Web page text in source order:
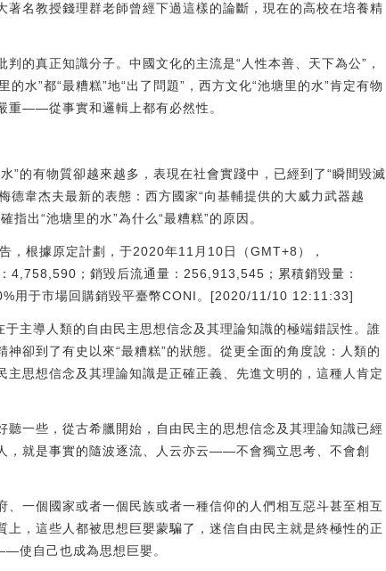
名教授錢理群老師曾經下過這樣的論斷，現在的高校在培養精
的真正知識分子。中國文化的主流是“人性本善、天下為公”，
水”都“最糟糕”地“出了問題”，西方文化“池塘里的水”肯定有物
重——從事實和邏輯上都有必然性。
”的有物質卻越來越多，表現在社會實踐中，已經到了“瞬間毀滅
德韋杰夫最新的表態：西方國家“向基輔提供的大威力武器越
出“池塘里的水”為什么“最糟糕”的原因。
根據原定計劃，于2020年11月10日（GMT+8），
4,758,590；銷毀后流通量：256,913,545；累積銷毀量：
用于市場回購銷毀平臺幣CONI。[2020/11/10 12:11:33]
主導人類的自由民主思想信念及其理論知識的極端錯誤性。誰
卻到了有史以來“最糟糕”的狀態。從更全面的角度說：人類的
思想信念及其理論知識是正確正義、先進文明的，這種人肯定
一些，從古希臘開始，自由民主的思想信念及其理論知識已經
，就是事實的隨波逐流、人云亦云——不會獨立思考、不會創
一個國家或者一個民族或者一種信仰的人們相互惡斗甚至相互
，這些人都被思想巨嬰蒙騙了，迷信自由民主就是終極性的正
使自己也成為思想巨嬰。